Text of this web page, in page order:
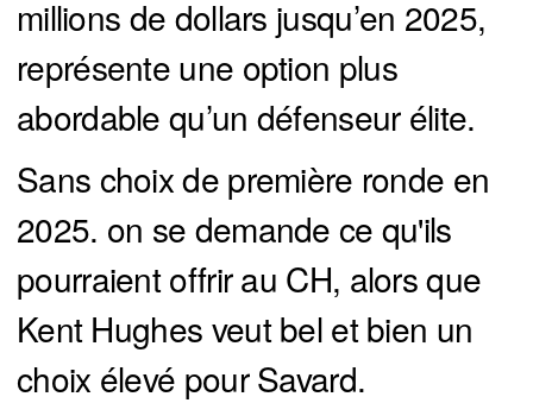
millions de dollars jusqu’en 2025,
représente une option plus
abordable qu’un défenseur élite.
Sans choix de première ronde en
2025. on se demande ce qu'ils
pourraient offrir au CH, alors que
Kent Hughes veut bel et bien un
choix élevé pour Savard.